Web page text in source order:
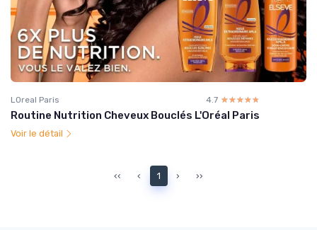
LOreal Paris 4.7 ☆☆☆☆☆
★★★★★
Routine Nutrition Cheveux Bouclés L'Oréal Paris
Voir le détail
‹‹ ‹ 1 › ››